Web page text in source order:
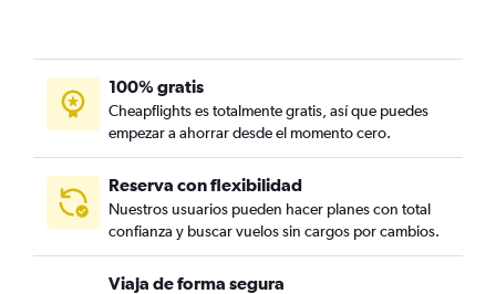
100% gratis
Cheapflights es totalmente gratis, así que puedes
empezar a ahorrar desde el momento cero.
Reserva con flexibilidad
Nuestros usuarios pueden hacer planes con total
confianza y buscar vuelos sin cargos por cambios.
Viaja de forma segura